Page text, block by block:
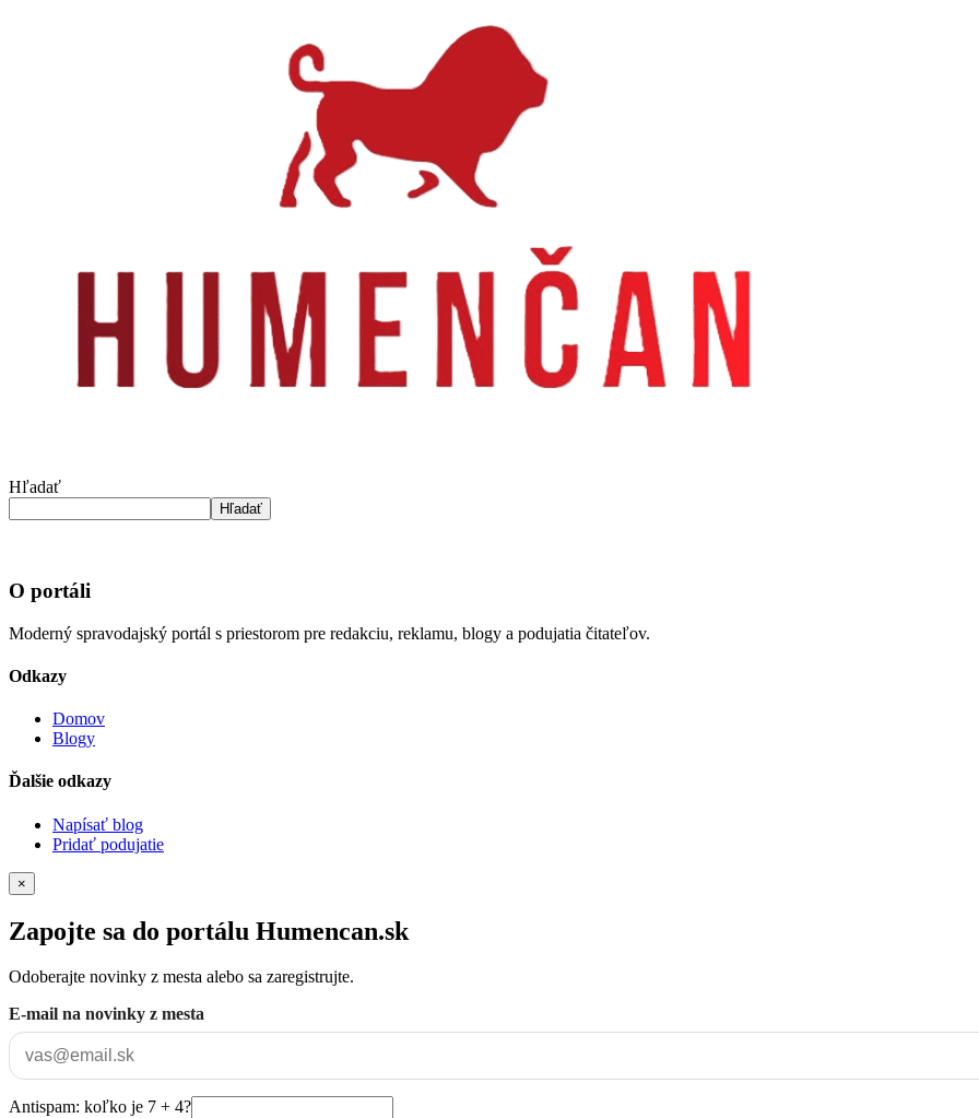
Hľadať
Hľadať
O portáli
Moderný spravodajský portál s priestorom pre redakciu, reklamu, blogy a podujatia čitateľov.
Odkazy
Domov
Blogy
Ďalšie odkazy
Napísať blog
Pridať podujatie
×
Zapojte sa do portálu Humencan.sk
Odoberajte novinky z mesta alebo sa zaregistrujte.
E-mail na novinky z mesta
Antispam: koľko je 7 + 4?